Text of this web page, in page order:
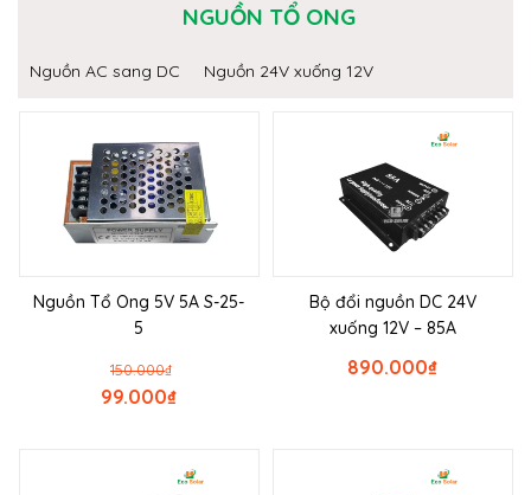
NGUỒN TỔ ONG
Nguồn AC sang DC Nguồn 24V xuống 12V
Nguồn Tổ Ong 5V 5A S-25-
5
₫
150.000
₫
99.000
Bộ đổi nguồn DC 24V
xuống 12V – 85A
₫
890.000